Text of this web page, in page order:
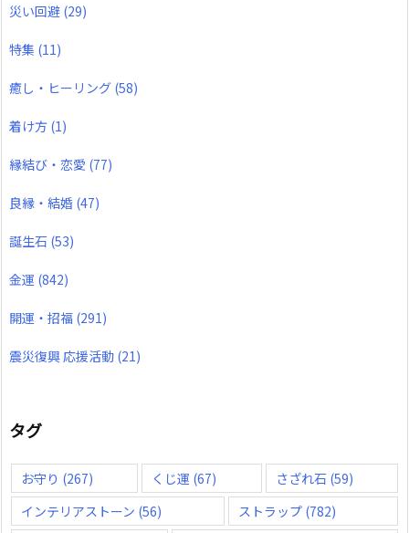
災い回避 (29)
特集 (11)
癒し・ヒーリング (58)
着け方 (1)
縁結び・恋愛 (77)
良縁・結婚 (47)
誕生石 (53)
金運 (842)
開運・招福 (291)
震災復興 応援活動 (21)
タグ
お守り (267) くじ運 (67) さざれ石 (59)
インテリアストーン (56) ストラップ(782)